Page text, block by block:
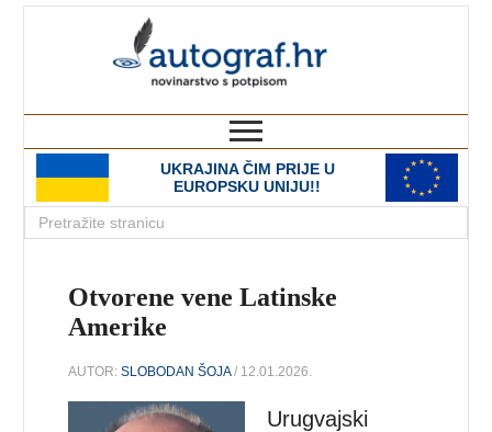
UKRAJINA ČIM PRIJE U
EUROPSKU UNIJU!!
Otvorene vene Latinske
Amerike
AUTOR:SLOBODAN ŠOJA/ 12.01.2026.
Urugvajski